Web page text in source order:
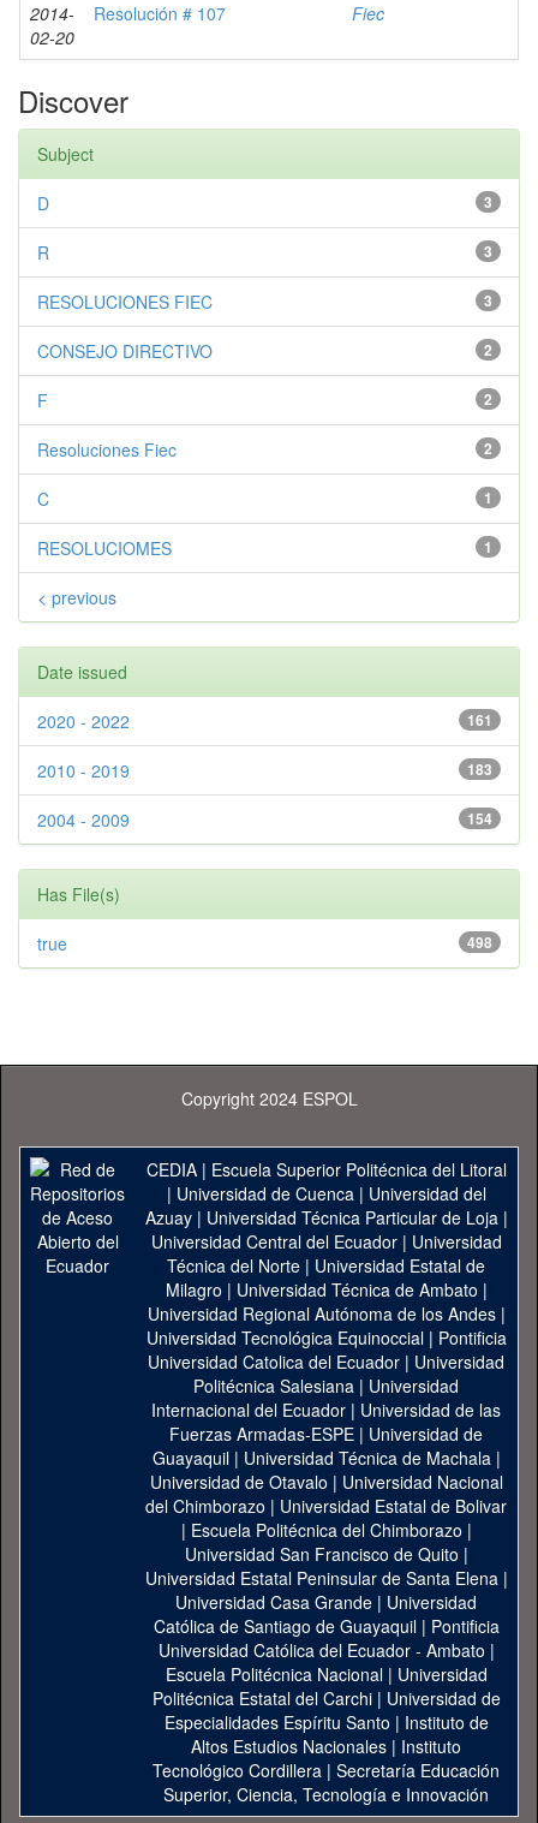
2014-
02-20
Resolución # 107 Fiec
Discover
Subject
3
D
3
R
3
RESOLUCIONES FIEC
2
CONSEJO DIRECTIVO
2
F
2
Resoluciones Fiec
1
C
1
RESOLUCIOMES
< previous
Date issued
161
2020 - 2022
183
2010 - 2019
154
2004 - 2009
Has File(s)
498
true
Copyright 2024 ESPOL
CEDIA| Escuela Superior Politécnica del Litoral
| Universidad de Cuenca| Universidad del
Azuay| Universidad Técnica Particular de Loja|
Universidad Central del Ecuador| Universidad
Técnica del Norte | Universidad Estatal de
Milagro | Universidad Técnica de Ambato |
Universidad Regional Autónoma de los Andes|
Universidad Tecnológica Equinoccial| Pontificia
Universidad Catolica del Ecuador | Universidad
Politécnica Salesiana | Universidad
Internacional del Ecuador | Universidad de las
Fuerzas Armadas-ESPE | Universidad de
Guayaquil| Universidad Técnica de Machala|
Universidad de Otavalo | Universidad Nacional
del Chimborazo | Universidad Estatal de Bolivar
| Escuela Politécnica del Chimborazo |
Universidad San Francisco de Quito |
Universidad Estatal Peninsular de Santa Elena|
Universidad Casa Grande | Universidad
Católica de Santiago de Guayaquil| Pontificia
Universidad Católica del Ecuador - Ambato |
Escuela Politécnica Nacional| Universidad
Politécnica Estatal del Carchi| Universidad de
Especialidades Espíritu Santo | Instituto de
Altos Estudios Nacionales | Instituto
Tecnológico Cordillera | Secretaría Educación
Superior, Ciencia, Tecnología e Innovación